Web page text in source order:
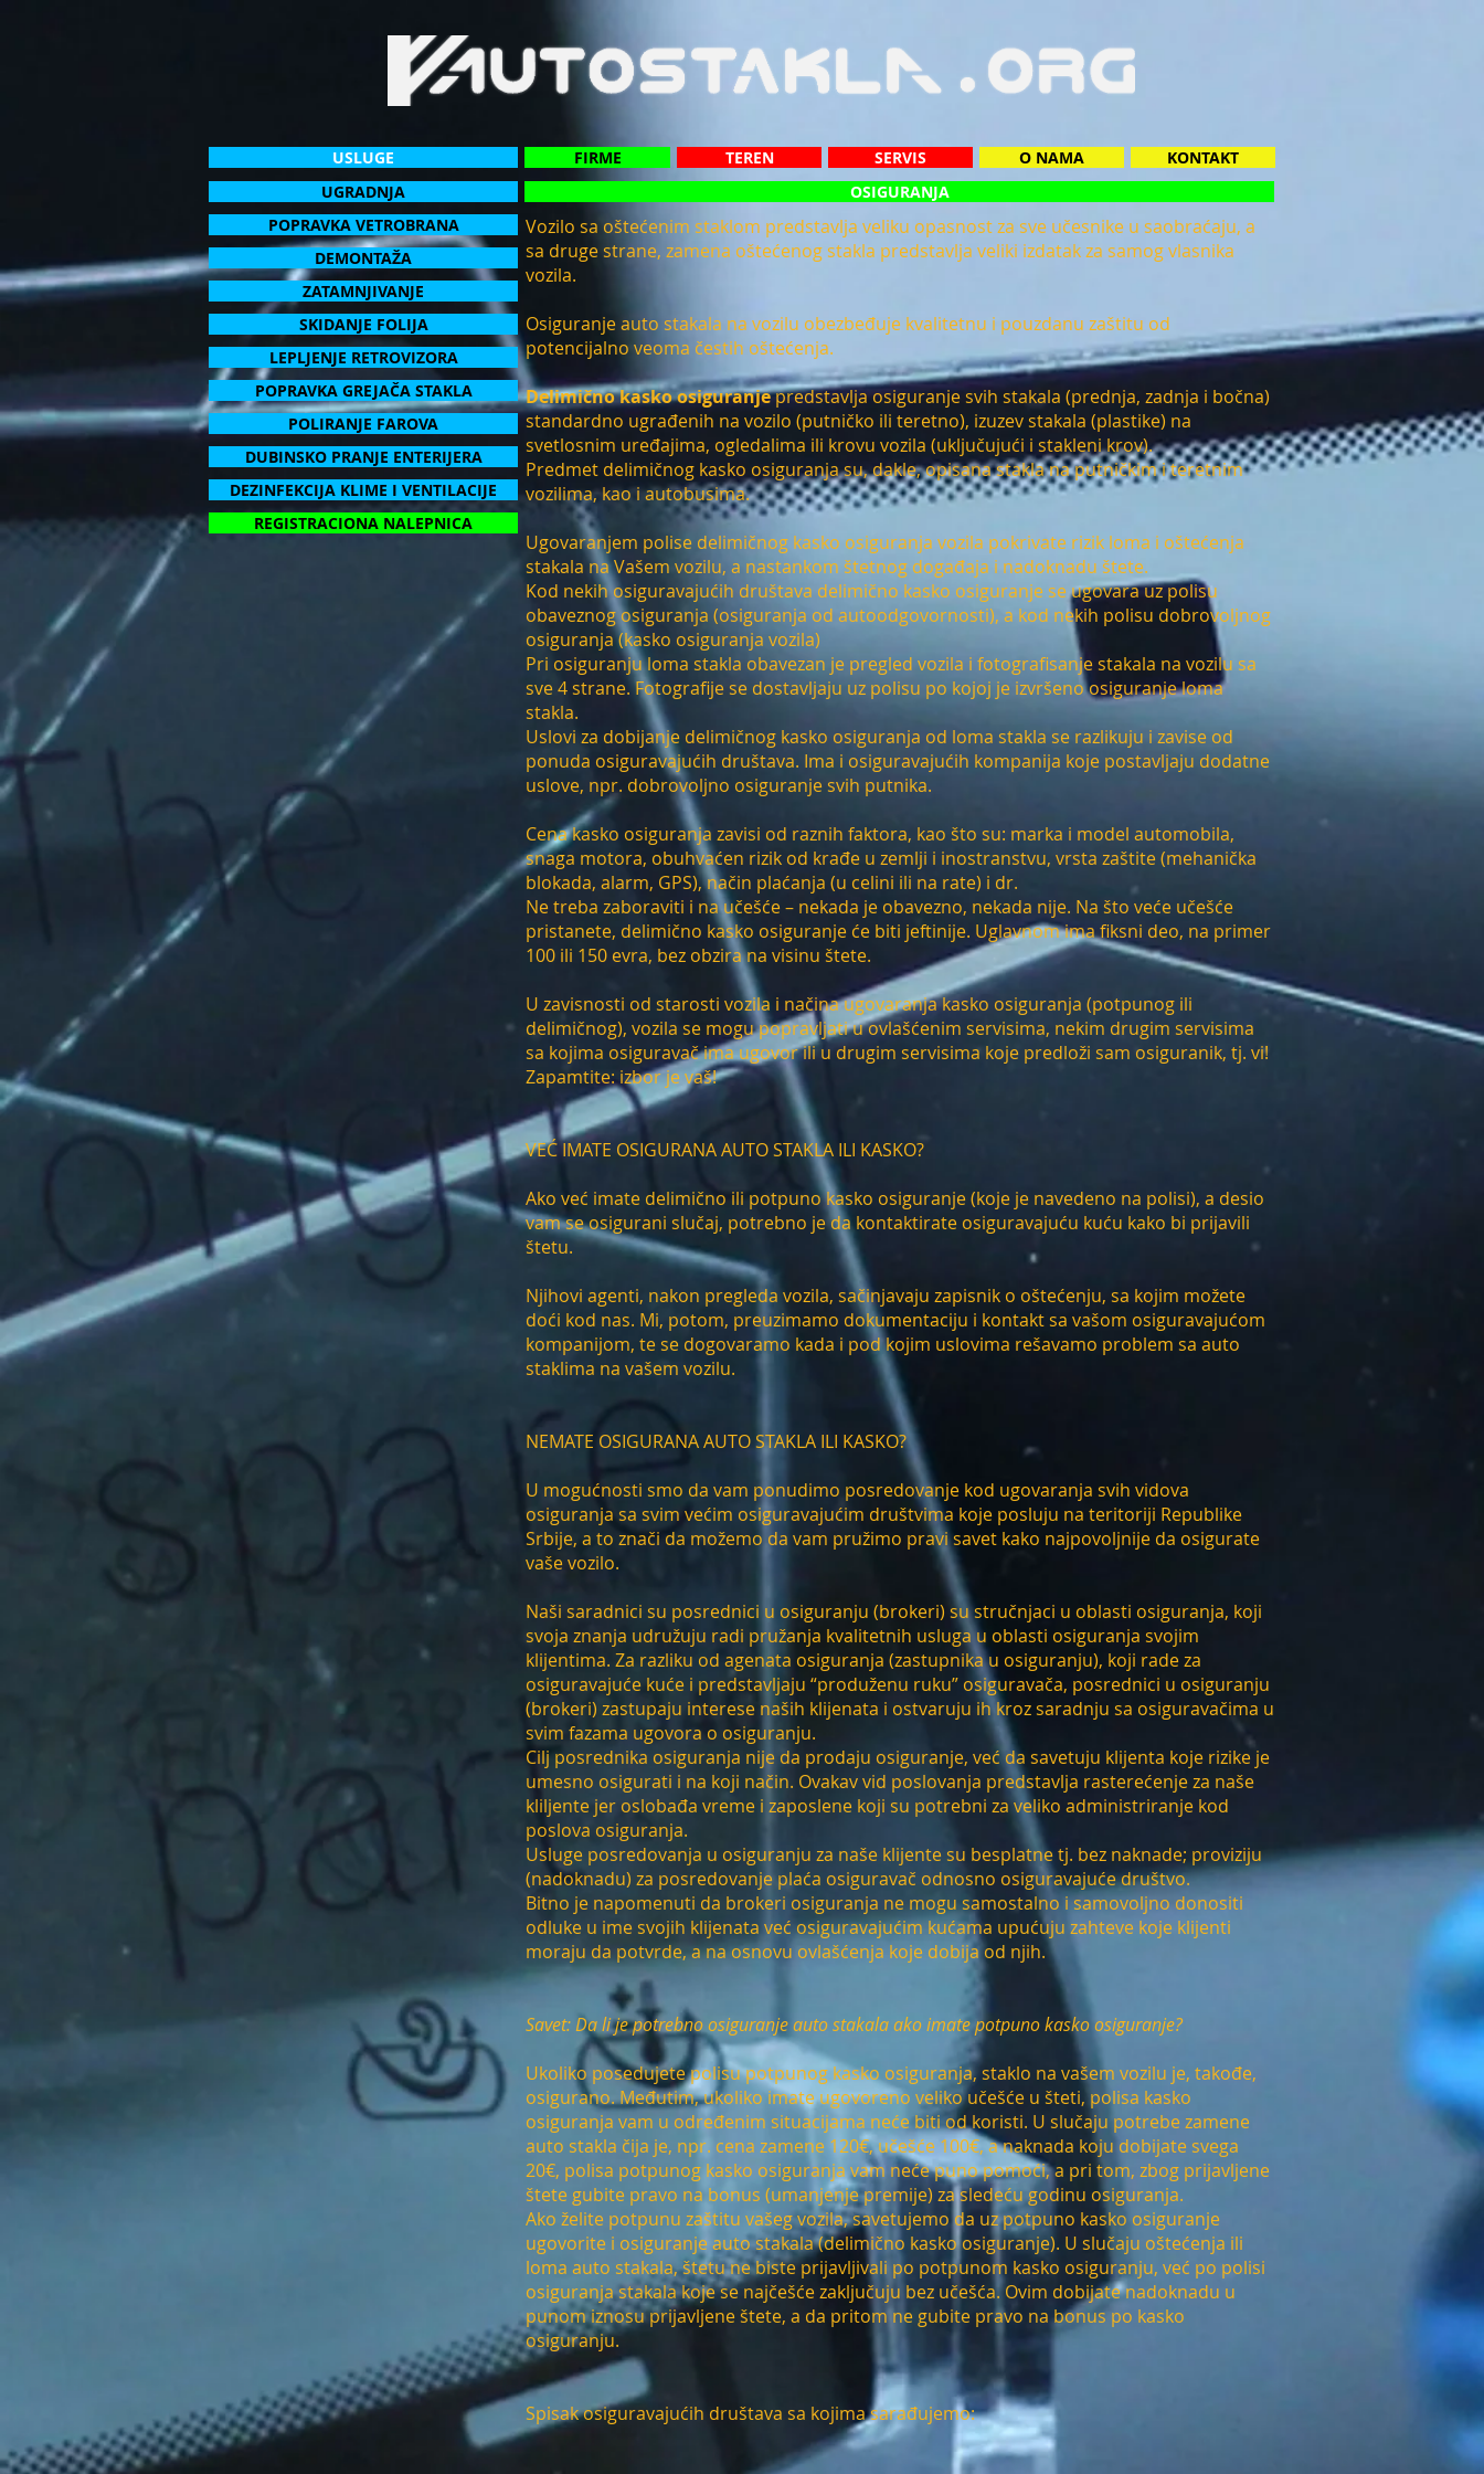
USLUGE
UGRADNJA
ZATAMNJIVANJE
DEMONTAŽA
KONTAKT
O NAMA
TEREN SERVIS
LEPLJENJE RETROVIZORA
POPRAVKA VETROBRANA
POPRAVKA GREJAČA STAKLA
POLIRANJE FAROVA
DUBINSKO PRANJE ENTERIJERA
DEZINFEKCIJA KLIME I VENTILACIJE
FIRME
OSIGURANJA
REGISTRACIONA NALEPNICA
SKIDANJE FOLIJA
Vozilo sa oštećenim staklom predstavlja veliku opasnost za sve učesnike u saobraćaju, a
sa druge strane, zamena oštećenog stakla predstavlja veliki izdatak za samog vlasnika
vozila.
Osiguranje auto stakala na vozilu obezbeđuje kvalitetnu i pouzdanu zaštitu od
potencijalno veoma čestih oštećenja.
Delimično kasko osiguranjepredstavlja osiguranje svih stakala (prednja, zadnja i bočna)
standardno ugrađenih na vozilo (putničko ili teretno), izuzev stakala (plastike) na
svetlosnim uređajima, ogledalima ili krovu vozila (uključujući i stakleni krov).
Predmet delimičnog kasko osiguranja su, dakle, opisana stakla na putničkim i teretnim
vozilima, kao i autobusima.
Ugovaranjem polise delimičnog kasko osiguranja vozila pokrivate rizik loma i oštećenja
stakala na Vašem vozilu, a nastankom štetnog događaja i nadoknadu štete.
Kod nekih osiguravajućih društava delimično kasko osiguranje se ugovara uz polisu
obaveznog osiguranja (osiguranja od autoodgovornosti), a kod nekih polisu dobrovoljnog
osiguranja (kasko osiguranja vozila)
Pri osiguranju loma stakla obavezan je pregled vozila i fotografisanje stakala na vozilu sa
sve 4 strane. Fotografije se dostavljaju uz polisu po kojoj je izvršeno osiguranje loma
stakla.
Uslovi za dobijanje delimičnog kasko osiguranja od loma stakla se razlikuju i zavise od
ponuda osiguravajućih društava. Ima i osiguravajućih kompanija koje postavljaju dodatne
uslove, npr. dobrovoljno osiguranje svih putnika.
Cena kasko osiguranja zavisi od raznih faktora, kao što su: marka i model automobila,
snaga motora, obuhvaćen rizik od krađe u zemlji i inostranstvu, vrsta zaštite (mehanička
blokada, alarm, GPS), način plaćanja (u celini ili na rate) i dr.
Ne treba zaboraviti i na učešće – nekada je obavezno, nekada nije. Na što veće učešće
pristanete, delimično kasko osiguranje će biti jeftinije. Uglavnom ima fiksni deo, na primer
100 ili 150 evra, bez obzira na visinu štete.
U zavisnosti od starosti vozila i načina ugovaranja kasko osiguranja (potpunog ili
delimičnog), vozila se mogu popravljati u ovlašćenim servisima, nekim drugim servisima
sa kojima osiguravač ima ugovor ili u drugim servisima koje predloži sam osiguranik, tj. vi!
Zapamtite: izbor je vaš!
VEĆ IMATE OSIGURANA AUTO STAKLA ILI KASKO?
Ako već imate delimično ili potpuno kasko osiguranje (koje je navedeno na polisi), a desio
vam se osigurani slučaj, potrebno je da kontaktirate osiguravajuću kuću kako bi prijavili
štetu.
Njihovi agenti, nakon pregleda vozila, sačinjavaju zapisnik o oštećenju, sa kojim možete
doći kod nas. Mi, potom, preuzimamo dokumentaciju i kontakt sa vašom osiguravajućom
kompanijom, te se dogovaramo kada i pod kojim uslovima rešavamo problem sa auto
staklima na vašem vozilu.
NEMATE OSIGURANA AUTO STAKLA ILI KASKO?
U mogućnosti smo da vam ponudimo posredovanje kod ugovaranja svih vidova
osiguranja sa svim većim osiguravajućim društvima koje posluju na teritoriji Republike
Srbije, a to znači da možemo da vam pružimo pravi savet kako najpovoljnije da osigurate
vaše vozilo.
Naši saradnici su posrednici u osiguranju (brokeri) su stručnjaci u oblasti osiguranja, koji
svoja znanja udružuju radi pružanja kvalitetnih usluga u oblasti osiguranja svojim
klijentima. Za razliku od agenata osiguranja (zastupnika u osiguranju), koji rade za
osiguravajuće kuće i predstavljaju “produženu ruku” osiguravača, posrednici u osiguranju
(brokeri) zastupaju interese naših klijenata i ostvaruju ih kroz saradnju sa osiguravačima u
svim fazama ugovora o osiguranju.
Cilj posrednika osiguranja nije da prodaju osiguranje, već da savetuju klijenta koje rizike je
umesno osigurati i na koji način. Ovakav vid poslovanja predstavlja rasterećenje za naše
kliljente jer oslobađa vreme i zaposlene koji su potrebni za veliko administriranje kod
poslova osiguranja.
Usluge posredovanja u osiguranju za naše klijente su besplatne tj. bez naknade; proviziju
(nadoknadu) za posredovanje plaća osiguravač odnosno osiguravajuće društvo.
Bitno je napomenuti da brokeri osiguranja ne mogu samostalno i samovoljno donositi
odluke u ime svojih klijenata već osiguravajućim kućama upućuju zahteve koje klijenti
moraju da potvrde, a na osnovu ovlašćenja koje dobija od njih.
Savet: Da li je potrebno osiguranje auto stakala ako imate potpuno kasko osiguranje?
Ukoliko posedujete polisu potpunog kasko osiguranja, staklo na vašem vozilu je, takođe,
osigurano. Međutim, ukoliko imate ugovoreno veliko učešće u šteti, polisa kasko
osiguranja vam u određenim situacijama neće biti od koristi. U slučaju potrebe zamene
auto stakla čija je, npr. cena zamene 120€, učešće 100€, a naknada koju dobijate svega
20€, polisa potpunog kasko osiguranja vam neće puno pomoći, a pri tom, zbog prijavljene
štete gubite pravo na bonus (umanjenje premije) za sledeću godinu osiguranja.
Ako želite potpunu zaštitu vašeg vozila, savetujemo da uz potpuno kasko osiguranje
ugovorite i osiguranje auto stakala (delimično kasko osiguranje). U slučaju oštećenja ili
loma auto stakala, štetu ne biste prijavljivali po potpunom kasko osiguranju, već po polisi
osiguranja stakala koje se najčešće zaključuju bez učešća. Ovim dobijate nadoknadu u
punom iznosu prijavljene štete, a da pritom ne gubite pravo na bonus po kasko
osiguranju.
Spisak osiguravajućih društava sa kojima sarađujemo: